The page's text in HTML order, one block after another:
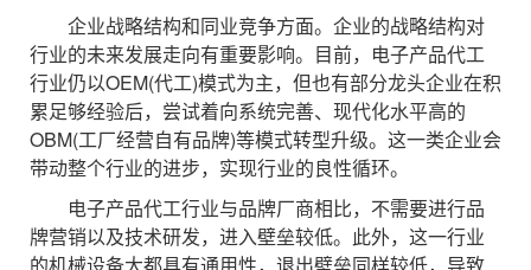
企业战略结构和同业竞争方面。企业的战略结构对
行业的未来发展走向有重要影响。目前，电子产品代工
行业仍以OEM(代工)模式为主，但也有部分龙头企业在积
累足够经验后，尝试着向系统完善、现代化水平高的
OBM(工厂经营自有品牌)等模式转型升级。这一类企业会
带动整个行业的进步，实现行业的良性循环。
电子产品代工行业与品牌厂商相比，不需要进行品
牌营销以及技术研发，进入壁垒较低。此外，这一行业